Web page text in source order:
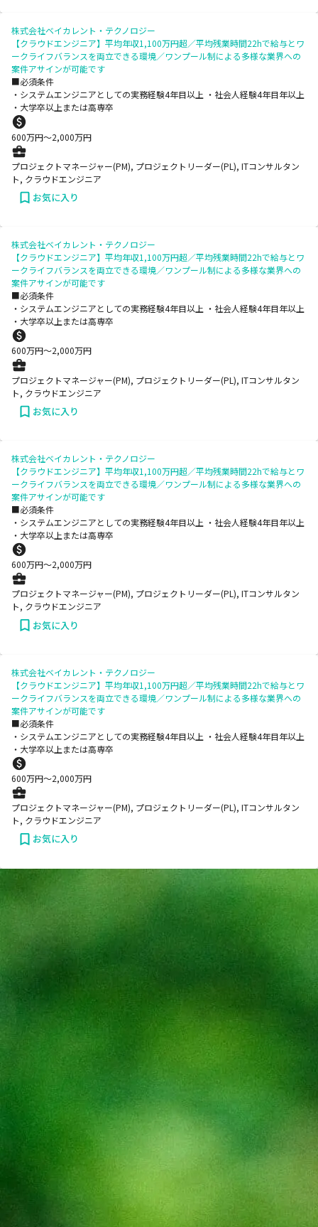
株式会社ベイカレント・テクノロジー
【クラウドエンジニア】平均年収1,100万円超／平均残業時間22hで給与とワ
ークライフバランスを両立できる環境／ワンプール制による多様な業界への
案件アサインが可能です
■必須条件
・システムエンジニアとしての実務経験4年目以上 ・社会人経験4年目年以上
・大学卒以上または高専卒
600万円〜2,000万円
プロジェクトマネージャー(PM), プロジェクトリーダー(PL), ITコンサルタン
ト, クラウドエンジニア
お気に入り
株式会社ベイカレント・テクノロジー
【クラウドエンジニア】平均年収1,100万円超／平均残業時間22hで給与とワ
ークライフバランスを両立できる環境／ワンプール制による多様な業界への
案件アサインが可能です
■必須条件
・システムエンジニアとしての実務経験4年目以上 ・社会人経験4年目年以上
・大学卒以上または高専卒
600万円〜2,000万円
プロジェクトマネージャー(PM), プロジェクトリーダー(PL), ITコンサルタン
ト, クラウドエンジニア
お気に入り
株式会社ベイカレント・テクノロジー
【クラウドエンジニア】平均年収1,100万円超／平均残業時間22hで給与とワ
ークライフバランスを両立できる環境／ワンプール制による多様な業界への
案件アサインが可能です
■必須条件
・システムエンジニアとしての実務経験4年目以上 ・社会人経験4年目年以上
・大学卒以上または高専卒
600万円〜2,000万円
プロジェクトマネージャー(PM), プロジェクトリーダー(PL), ITコンサルタン
ト, クラウドエンジニア
お気に入り
株式会社ベイカレント・テクノロジー
【クラウドエンジニア】平均年収1,100万円超／平均残業時間22hで給与とワ
ークライフバランスを両立できる環境／ワンプール制による多様な業界への
案件アサインが可能です
■必須条件
・システムエンジニアとしての実務経験4年目以上 ・社会人経験4年目年以上
・大学卒以上または高専卒
600万円〜2,000万円
プロジェクトマネージャー(PM), プロジェクトリーダー(PL), ITコンサルタン
ト, クラウドエンジニア
お気に入り